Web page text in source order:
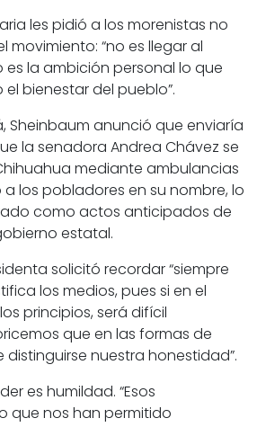
les pidió a los morenistas no
movimiento: “no es llegar al
es la ambición personal lo que
bienestar del pueblo”.
Sheinbaum anunció que enviaría
la senadora Andrea Chávez se
mediante ambulancias
los pobladores en su nombre, lo
como actos anticipados de
estatal.
solicitó recordar “siempre
los medios, pues si en el
principios, será difícil
que en las formas de
nuestra honestidad”.
es humildad. “Esos
que nos han permitido